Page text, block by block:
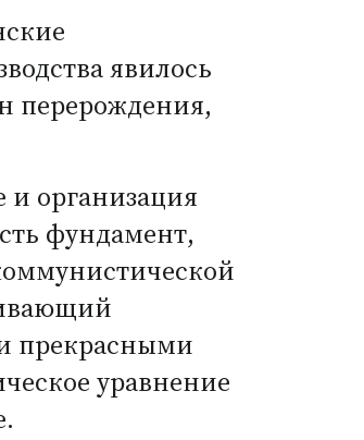
явилось
перерождения,
и организация
фундамент,
прекрасными
уравнение